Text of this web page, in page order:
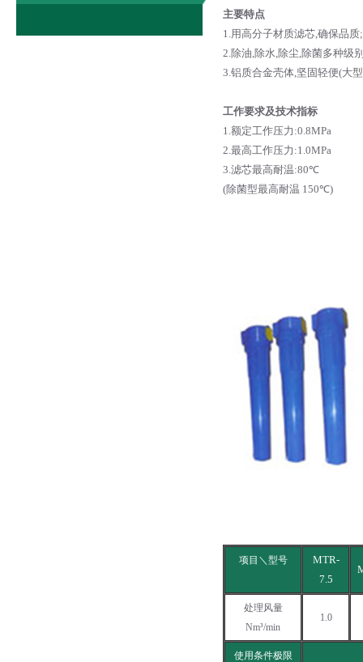
主要特点
1.用高分子材质滤芯,确保品质;
2.除油,除水,除尘,除菌多种级
3.铝质合金壳体,坚固轻便(大
工作要求及技术指标
1.额定工作压力 :0.8MPa
2.最高工作压力 :1.0MPa
3.滤芯最高耐温:80℃
(除菌型最高耐温 150℃)
项目＼型号
MTR-
7.5
处理风量
Nm³/min
1.0
使用条件极限